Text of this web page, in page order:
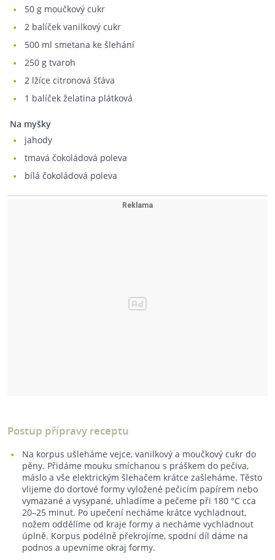
50 g moučkový cukr
2 balíček vanilkový cukr
500 ml smetana ke šlehání
250 g tvaroh
2 lžíce citronová šťáva
1 balíček želatina plátková
Na myšky
jahody
tmavá čokoládová poleva
bílá čokoládová poleva
Postup přípravy receptu
Na korpus ušleháme vejce, vanilkový a moučkový cukr do
pěny. Přidáme mouku smíchanou s práškem do pečiva,
máslo a vše elektrickým šlehačem krátce zašleháme. Těsto
vlijeme do dortové formy vyložené pečicím papírem nebo
vymazané a vysypané, uhladíme a pečeme při 180 °C cca
20–25 minut. Po upečení necháme krátce vychladnout,
nožem oddělíme od kraje formy a necháme vychladnout
úplně. Korpus podélně překrojíme, spodní díl dáme na
podnos a upevníme okraj formy.